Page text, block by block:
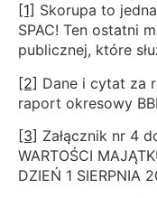
[1] Skorupa to
SPAC! Ten ostatni
publicznej, które
[2] Dane i cytat za
raport okresowy
[3] Załącznik nr 4
WARTOŚCI
DZIEŃ 1 SIERPNIA